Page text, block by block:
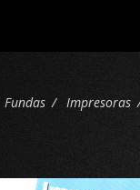
Fundas Impresoras